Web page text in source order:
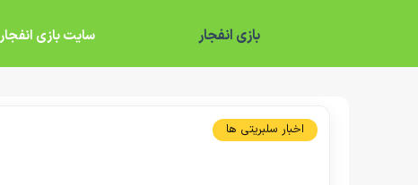
بازی انفجار سایت بازی انفجار
اخبار سلبریتی ها